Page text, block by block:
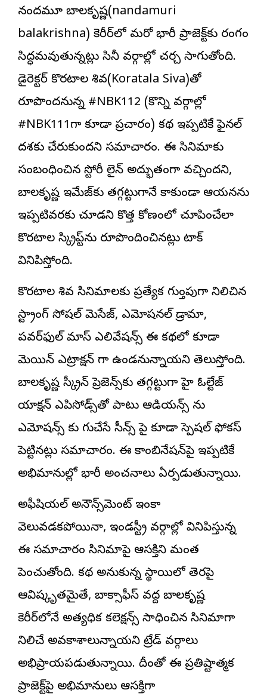
నందమూరి బాలకృష్ణ(nandamuri
balakrishna) కెరీర్‌లో మరో భారీ ప్రాజెక్ట్‌కు రంగం
సిద్ధమవుతున్నట్లు సినీ వర్గాల్లో చర్చ సాగుతోంది.
డైరెక్ట‌ర్ కొరటాల శివ(Koratala Siva)తో
రూపొందనున్న #NBK112 (కొన్ని వర్గాల్లో
#NBK111గా కూడా ప్రచారం) కథ ఇప్పటికే ఫైనల్
దశకు చేరుకుందని సమాచారం. ఈ సినిమాకు
సంబంధించిన స్టోరీ లైన్ అద్భుతంగా వచ్చిందని,
బాలకృష్ణ ఇమేజ్‌కు తగ్గట్టుగానే కాకుండా ఆయనను
ఇప్పటివరకు చూడని కొత్త కోణంలో చూపించేలా
కొరటాల స్క్రిప్ట్‌ను రూపొందించినట్లు టాక్
వినిపిస్తోంది.
కొరటాల శివ సినిమాలకు ప్రత్యేక గుర్తింపుగా నిలిచిన
స్ట్రాంగ్ సోష‌ల్ మెసేజ్‌, ఎమోషనల్ డ్రామా,
పవర్‌ఫుల్ మాస్ ఎలివేషన్స్ ఈ కథలో కూడా
మెయిన్ ఎట్రాక్ష‌న్ గా ఉండనున్నాయని తెలుస్తోంది.
బాలకృష్ణ స్క్రీన్ ప్రెజెన్స్‌కు తగ్గట్టుగా హై ఓల్టేజ్
యాక్షన్ ఎపిసోడ్స్‌తో పాటు ఆడియ‌న్స్ ను
ఎమోష‌న్స్ కు గురిచేసే సీన్స్ పై కూడా స్పెష‌ల్ ఫోక‌స్
పెట్టినట్లు సమాచారం. ఈ కాంబినేషన్‌పై ఇప్పటికే
అభిమానుల్లో భారీ అంచనాలు ఏర్పడుతున్నాయి.
అఫీషియ‌ల్ అనౌన్స్‌మెంట్ ఇంకా
వెలువడకపోయినా, ఇండస్ట్రీ వర్గాల్లో వినిపిస్తున్న
ఈ సమాచారం సినిమాపై ఆసక్తిని మరింత
పెంచుతోంది. కథ అనుకున్న స్థాయిలో తెరపై
ఆవిష్కృతమైతే, బాక్సాఫీస్ వద్ద బాలకృష్ణ
కెరీర్‌లోనే అత్యధిక క‌లెక్ష‌న్స్ సాధించిన సినిమాగా
నిలిచే అవకాశాలున్నాయని ట్రేడ్ వర్గాలు
అభిప్రాయపడుతున్నాయి. దీంతో ఈ ప్రతిష్టాత్మక
ప్రాజెక్ట్‌పై అభిమానులు ఆసక్తిగా